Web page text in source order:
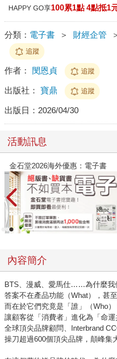
HAPPY GO享100累1點 4點抵1
分類： 電子書 ＞ 財經企管
追蹤
作者： 閔恩貞 追蹤
出版社： 寶鼎 追蹤
出版日： 2026/04/30
活動訊息
金石堂2026海外優惠：電子書
內容簡介
BTS、漫威、愛馬仕……為什麼我
答案不在產品功能（What），甚
而在於它們究竟是「誰」（Who）
讓顧客從「消費者」進化為「命
全球頂尖品牌顧問、Interbrand
操刀超過600個頂尖品牌，顛峰集